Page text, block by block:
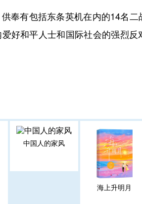
有包括东条英机在内的14名二
好和平人士和国际社会的强烈
中国人的家风
海上升明月